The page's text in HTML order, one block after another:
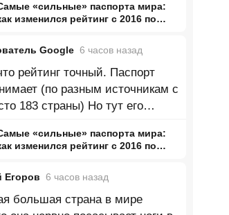
«сильные» паспорта мира:
изменился рейтинг с 2016 по
Google 6 часов назад
рейтинг точный. Паспорт
(по разным источникам с
183 страны) Но тут его
«сильные» паспорта мира:
изменился рейтинг с 2016 по
Егоров 6 часов назад
большая страна в мире